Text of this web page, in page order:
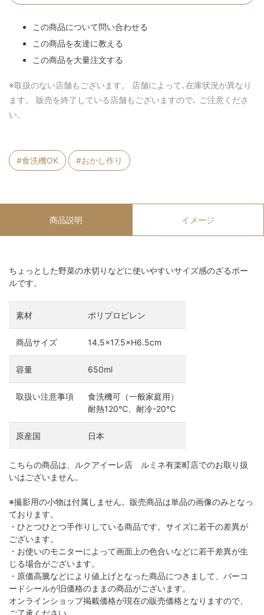
この商品について問い合わせる
この商品を友達に教える
この商品を大量注文する
※取扱のない店舗もございます。 店舗によって､在庫状況が異なり
ます。 販売を終了している店舗もございますので､ ご注意くださ
い。
#食洗機OK #おかし作り
商品説明 イメージ
ちょっとした野菜の水切りなどに使いやすいサイズ感のざるボー
ルです。
素材 ポリプロピレン
商品サイズ 14.5×17.5×H6.5cm
容量 650ml
取扱い注意事項
食洗機可（一般家庭用）
耐熱120℃、耐冷-20℃
原産国 日本
こちらの商品は、ルクアイーレ店 ルミネ有楽町店でのお取り扱
いはございません。
※撮影用の小物は付属しません。販売商品は単品の画像のみとなっ
ております。
・ひとつひとつ手作りしている商品です。サイズに若干の差異が
ございます。
・お使いのモニターによって画面上の色合いなどに若干差異が生
じる場合がございます。
・原価高騰などにより値上げとなった商品につきまして、バーコ
ードシールが旧価格のままの商品がございます。
オンラインショップ掲載価格が現在の販売価格となりますので、